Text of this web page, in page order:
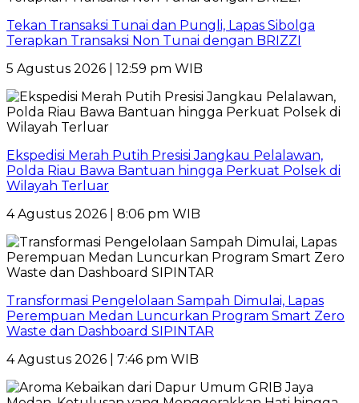
Tekan Transaksi Tunai dan Pungli, Lapas Sibolga
Terapkan Transaksi Non Tunai dengan BRIZZI
5 Agustus 2026 | 12:59 pm WIB
Ekspedisi Merah Putih Presisi Jangkau Pelalawan,
Polda Riau Bawa Bantuan hingga Perkuat Polsek di
Wilayah Terluar
4 Agustus 2026 | 8:06 pm WIB
Transformasi Pengelolaan Sampah Dimulai, Lapas
Perempuan Medan Luncurkan Program Smart Zero
Waste dan Dashboard SIPINTAR
4 Agustus 2026 | 7:46 pm WIB